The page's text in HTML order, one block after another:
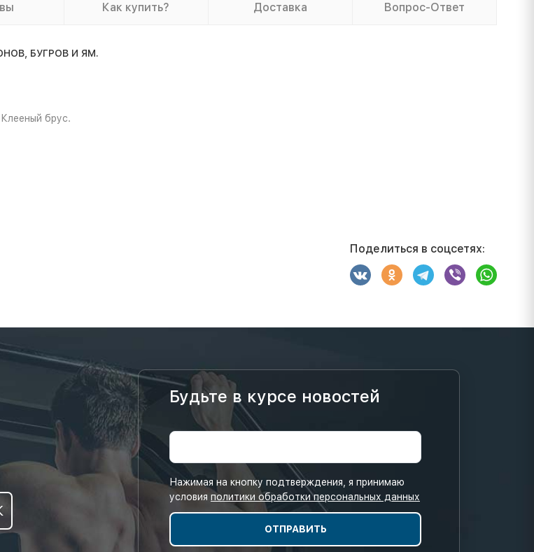
Как купить? Доставка Вопрос-Ответ
БУГРОВ И ЯМ.
брус.
Поделиться в соцсетях:
Будьте в курсе новостей
Нажимая на кнопку подтверждения, я принимаю
условия политики обработки персональных данных